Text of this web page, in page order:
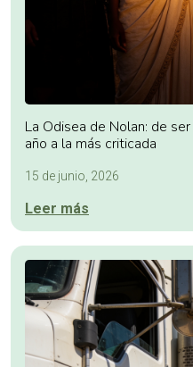
La Odisea de Nolan: de
año a la más criticada
15 de junio, 2026
Leer más